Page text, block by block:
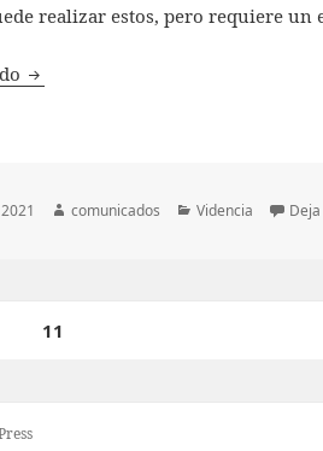
realizar estos, pero requiere un
Use los hechizos de amor para
Autor
comunicados Categorías
Videncia
11